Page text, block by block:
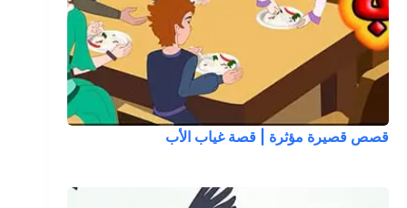
قصص قصيرة مؤثرة | قصة غياب الأب